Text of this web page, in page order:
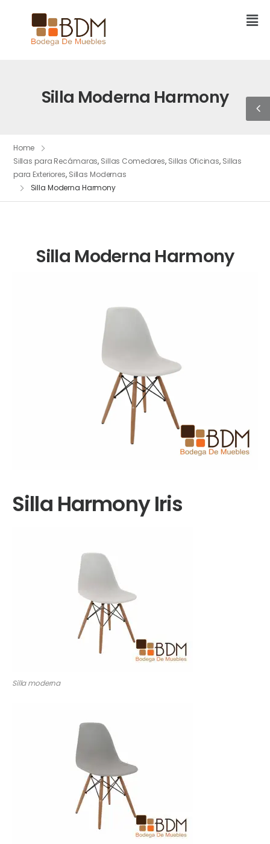
Silla Moderna Harmony
Home
Sillas para Recámaras, Sillas Comedores, Sillas Oficinas, Sillas
para Exteriores, Sillas Modernas
Silla Moderna Harmony
Silla Moderna Harmony
Silla Harmony Iris
Silla moderna